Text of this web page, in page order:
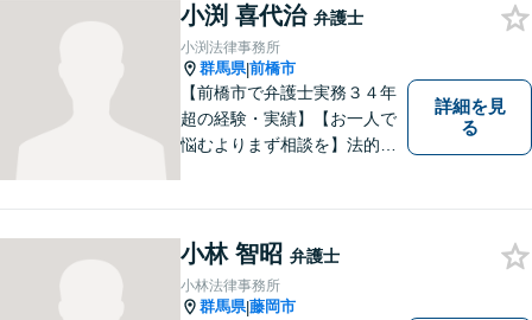
ご相談ください。【完全個
室】【専用駐車場あり】
小渕 喜代治 弁護士
小渕法律事務所
群馬県|前橋市
【前橋市で弁護士実務３４年
超の経験・実績】【お一人で
悩むよりまず相談を】法的ト
のお手伝いをします。
詳細を見
る
小林 智昭 弁護士
小林法律事務所
群馬県|藤岡市